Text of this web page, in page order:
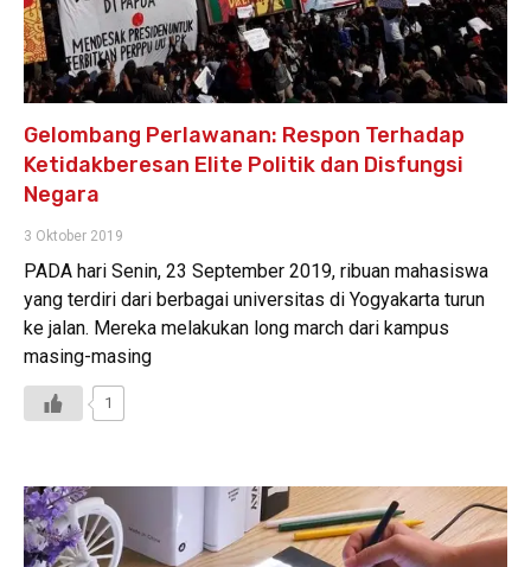
Gelombang Perlawanan: Respon Terhadap
Ketidakberesan Elite Politik dan Disfungsi
Negara
3 Oktober 2019
PADA hari Senin, 23 September 2019, ribuan mahasiswa
yang terdiri dari berbagai universitas di Yogyakarta turun
ke jalan. Mereka melakukan long march dari kampus
masing-masing
1